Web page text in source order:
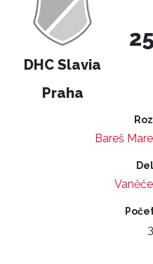
DHC Slavia
Praha
Bareš